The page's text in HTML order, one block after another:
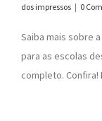
dos impressos | 0
Saiba mais sobre
para as escolas
completo. Confira!